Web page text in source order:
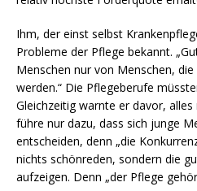
Ihm, der einst selbst
Probleme der Pflege bekannt.
Menschen nur von Menschen,
werden.“ Die Pflegeberufe
Gleichzeitig warnte er davor,
führe nur dazu, dass sich junge
entscheiden, denn „die
nichts schönreden, sondern die
aufzeigen. Denn „der Pflege